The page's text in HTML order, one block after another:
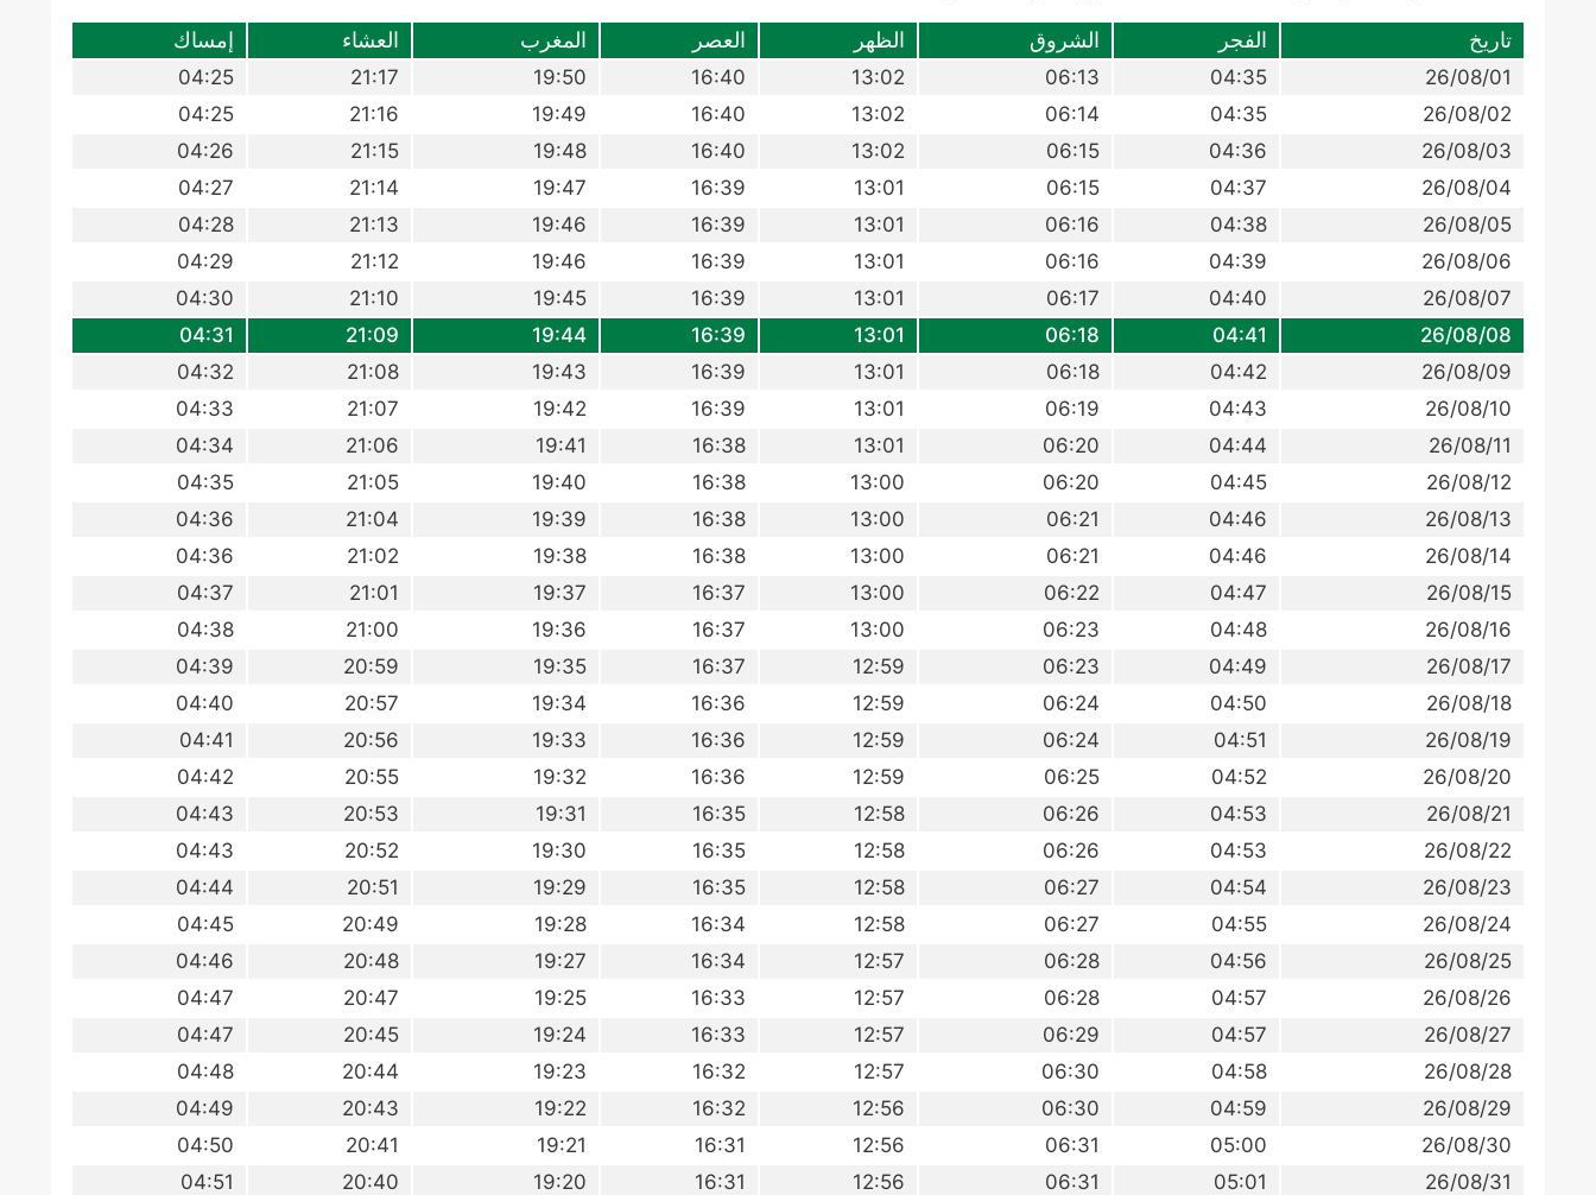
تاريخ الفجر الشروق الظهر العصر المغرب العشاء إمساك
26/08/01
04:35
06:13
13:02
16:40
19:50
21:17
04:25
26/08/02
04:35
06:14
13:02
16:40
19:49
21:16
04:25
26/08/03
04:36
06:15
13:02
16:40
19:48
21:15
04:26
26/08/04
04:37
06:15
13:01
16:39
19:47
21:14
04:27
26/08/05
04:38
06:16
13:01
16:39
19:46
21:13
04:28
26/08/06
04:39
06:16
13:01
16:39
19:46
21:12
04:29
26/08/07
04:40
06:17
13:01
16:39
19:45
21:10
04:30
26/08/08
04:41
06:18
13:01
16:39
19:44
21:09
04:31
26/08/09
04:42
06:18
13:01
16:39
19:43
21:08
04:32
26/08/10
04:43
06:19
13:01
16:39
19:42
21:07
04:33
26/08/11
04:44
06:20
13:01
16:38
19:41
21:06
04:34
26/08/12
04:45
06:20
13:00
16:38
19:40
21:05
04:35
26/08/13
04:46
06:21
13:00
16:38
19:39
21:04
04:36
26/08/14
04:46
06:21
13:00
16:38
19:38
21:02
04:36
26/08/15
04:47
06:22
13:00
16:37
19:37
21:01
04:37
26/08/16
04:48
06:23
13:00
16:37
19:36
21:00
04:38
26/08/17
04:49
06:23
12:59
16:37
19:35
20:59
04:39
26/08/18
04:50
06:24
12:59
16:36
19:34
20:57
04:40
26/08/19
04:51
06:24
12:59
16:36
19:33
20:56
04:41
26/08/20
04:52
06:25
12:59
16:36
19:32
20:55
04:42
26/08/21
04:53
06:26
12:58
16:35
19:31
20:53
04:43
26/08/22
04:53
06:26
12:58
16:35
19:30
20:52
04:43
26/08/23
04:54
06:27
12:58
16:35
19:29
20:51
04:44
26/08/24
04:55
06:27
12:58
16:34
19:28
20:49
04:45
26/08/25
04:56
06:28
12:57
16:34
19:27
20:48
04:46
26/08/26
04:57
06:28
12:57
16:33
19:25
20:47
04:47
26/08/27
04:57
06:29
12:57
16:33
19:24
20:45
04:47
26/08/28
04:58
06:30
12:57
16:32
19:23
20:44
04:48
26/08/29
04:59
06:30
12:56
16:32
19:22
20:43
04:49
26/08/30
05:00
06:31
12:56
16:31
19:21
20:41
04:50
26/08/31
05:01
06:31
12:56
16:31
19:20
20:40
04:51